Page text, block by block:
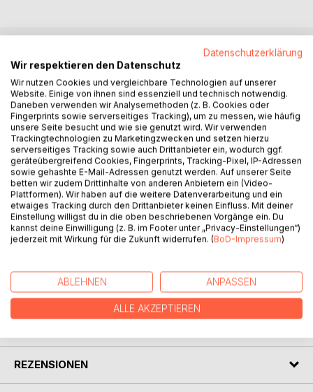
BESCHREIBUNG
Alles Wesentliche zur dringend notwendigen
gesamtgesellschaftlichen Transformation in einem Band:
geschichtliche Hintergründe, aktuelle Problemanalysen und
mögliche Lösungsansätze, zu Ökonomie, Lebensmitteln
und politischen Systemen, über Naturschutz, Evolution und
kultureller Identität, bis zu den Transzendenz-Defiziten der
Moderne. Dazu Einschübe zwischen den Kapiteln, um
Abwechslung zu bieten in der sicherlich nicht leichten Kost.
Für denkende und interessierte Menschen, die sich
zumindest gedanklich mit unserer Zukunft
AUTOR/IN
REZENSIONEN
Datenschutzerklärung
Wir respektieren den Datenschutz
Wir nutzen Cookies und vergleichbare Technologien auf unserer
Website. Einige von ihnen sind essenziell und technisch notwendig.
Daneben verwenden wir Analysemethoden (z. B. Cookies oder
Fingerprints sowie serverseitiges Tracking), um zu messen, wie häufig
unsere Seite besucht und wie sie genutzt wird. Wir verwenden
Trackingtechnologien zu Marketingzwecken und setzen hierzu
serverseitiges Tracking sowie auch Drittanbieter ein, wodurch ggf.
geräteübergreifend Cookies, Fingerprints, Tracking-Pixel, IP-Adressen
sowie gehashte E-Mail-Adressen genutzt werden. Auf unserer Seite
betten wir zudem Drittinhalte von anderen Anbietern ein (Video-
Plattformen). Wir haben auf die weitere Datenverarbeitung und ein
etwaiges Tracking durch den Drittanbieter keinen Einfluss. Mit deiner
Einstellung willigst du in die oben beschriebenen Vorgänge ein. Du
kannst deine Einwilligung (z. B. im Footer unter „Privacy-Einstellungen“)
jederzeit mit Wirkung für die Zukunft widerrufen. (BoD-Impressum)
ABLEHNEN ANPASSEN
ALLE AKZEPTIEREN